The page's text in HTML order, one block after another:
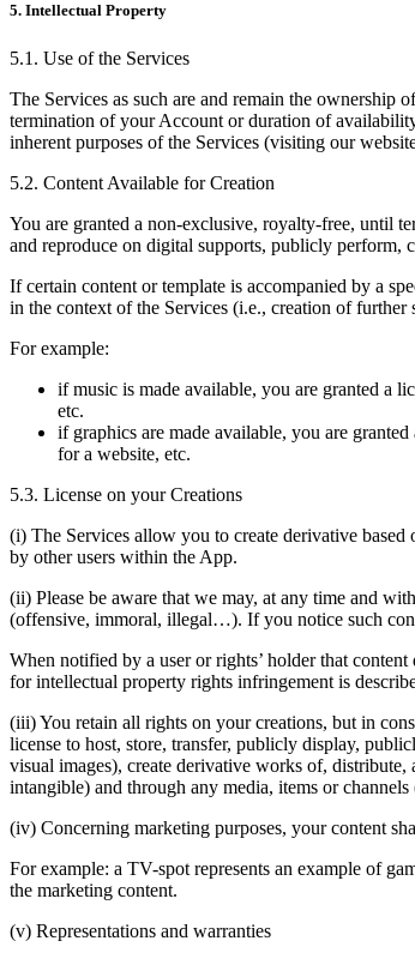
5. Intellectual Property
5.1. Use of the Services
The Services as such are and remain the
termination of your Account or duration of
inherent purposes of the Services (visiting our
5.2. Content Available for Creation
You are granted a non-exclusive, royalty-free, until
and reproduce on digital supports, publicly perform,
If certain content or template is accompanied by a
in the context of the Services (i.e., creation of further
For example:
if music is made available, you are granted a
etc.
if graphics are made available, you are
for a website, etc.
5.3. License on your Creations
(i) The Services allow you to create derivative
by other users within the App.
(ii) Please be aware that we may, at any time and
(offensive, immoral, illegal…). If you notice such
When notified by a user or rights’ holder that
for intellectual property rights infringement is
(iii) You retain all rights on your creations, but in
license to host, store, transfer, publicly display,
visual images), create derivative works of,
intangible) and through any media, items or
(iv) Concerning marketing purposes, your content
For example: a TV-spot represents an example of
the marketing content.
(v) Representations and warranties